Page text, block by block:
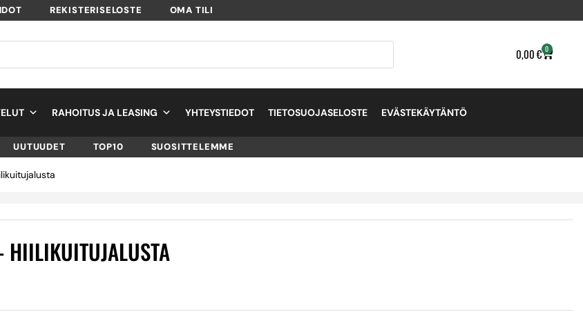
REKISTERISELOSTE OMA TILI
0,00€ 0
RAHOITUS JA LEASING YHTEYSTIEDOT TIETOSUOJASELOSTE EVÄSTEKÄYTÄNTÖ
UUTUUDET TOP10 SUOSITTELEMME
HIILIKUITUJALUSTA